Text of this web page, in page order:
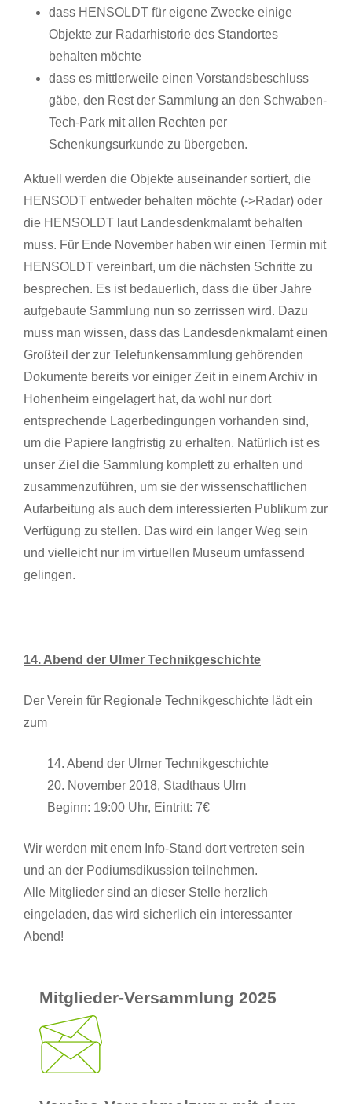
Mitglieder-Versammlung 2025
dass HENSOLDT für eigene Zwecke einige
Objekte zur Radarhistorie des Standortes
behalten möchte
dass es mittlerweile einen Vorstandsbeschluss
gäbe, den Rest der Sammlung an den Schwaben-
Tech-Park mit allen Rechten per
Schenkungsurkunde zu übergeben.
Aktuell werden die Objekte auseinander sortiert, die
HENSODT entweder behalten möchte (->Radar) oder
die HENSOLDT laut Landesdenkmalamt behalten
muss. Für Ende November haben wir einen Termin mit
HENSOLDT vereinbart, um die nächsten Schritte zu
besprechen. Es ist bedauerlich, dass die über Jahre
aufgebaute Sammlung nun so zerrissen wird. Dazu
muss man wissen, dass das Landesdenkmalamt einen
Großteil der zur Telefunkensammlung gehörenden
Dokumente bereits vor einiger Zeit in einem Archiv in
Hohenheim eingelagert hat, da wohl nur dort
entsprechende Lagerbedingungen vorhanden sind,
um die Papiere langfristig zu erhalten. Natürlich ist es
unser Ziel die Sammlung komplett zu erhalten und
zusammenzuführen, um sie der wissenschaftlichen
Aufarbeitung als auch dem interessierten Publikum zur
Verfügung zu stellen. Das wird ein langer Weg sein
und vielleicht nur im virtuellen Museum umfassend
gelingen.
14. Abend der Ulmer Technikgeschichte
Der Verein für Regionale Technikgeschichte lädt ein
zum
14. Abend der Ulmer Technikgeschichte
20. November 2018, Stadthaus Ulm
Beginn: 19:00 Uhr, Eintritt: 7€
Wir werden mit enem Info-Stand dort vertreten sein
und an der Podiumsdikussion teilnehmen.
Alle Mitglieder sind an dieser Stelle herzlich
eingeladen, das wird sicherlich ein interessanter
Abend!